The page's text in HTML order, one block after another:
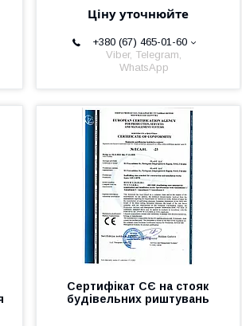
Ціну уточнюйте
+380 (67) 465-01-60
Viber, Telegram,
WhatsApp
Сертифікат СЄ на стояк
будівельних риштувань